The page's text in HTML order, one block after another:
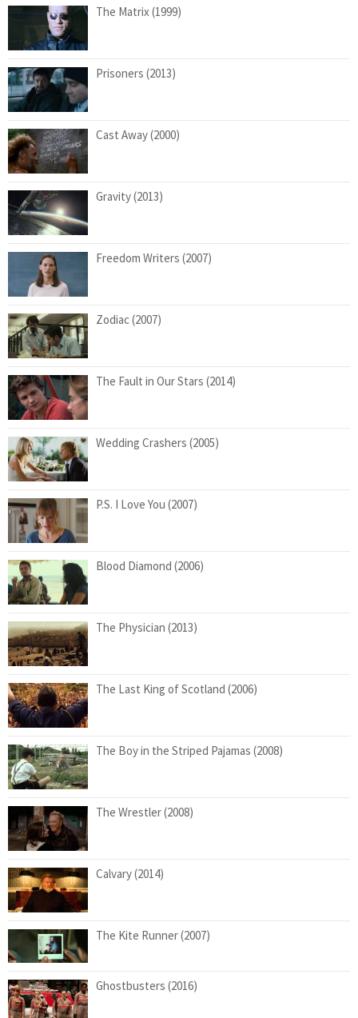
The Matrix (1999)
Prisoners (2013)
Cast Away (2000)
Gravity (2013)
Freedom Writers (2007)
Zodiac (2007)
The Fault in Our Stars (2014)
Wedding Crashers (2005)
P.S. I Love You (2007)
Blood Diamond (2006)
The Physician (2013)
The Last King of Scotland (2006)
The Boy in the Striped Pajamas (2008)
The Wrestler (2008)
Calvary (2014)
The Kite Runner (2007)
Ghostbusters (2016)